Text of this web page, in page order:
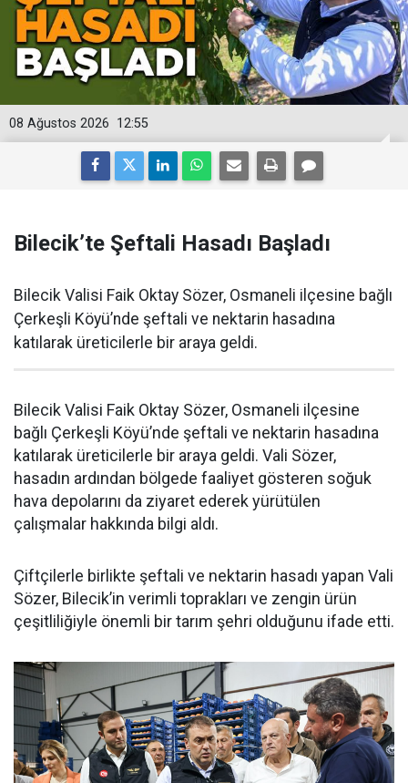
12:55
08 Ağustos 2026
Bilecik’te Şeftali Hasadı Başladı
Bilecik Valisi Faik Oktay Sözer, Osmaneli ilçesine bağlı
Çerkeşli Köyü’nde şeftali ve nektarin hasadına
katılarak üreticilerle bir araya geldi.
Bilecik Valisi Faik Oktay Sözer, Osmaneli ilçesine
bağlı Çerkeşli Köyü’nde şeftali ve nektarin hasadına
katılarak üreticilerle bir araya geldi. Vali Sözer,
hasadın ardından bölgede faaliyet gösteren soğuk
hava depolarını da ziyaret ederek yürütülen
çalışmalar hakkında bilgi aldı.
Çiftçilerle birlikte şeftali ve nektarin hasadı yapan Vali
Sözer, Bilecik’in verimli toprakları ve zengin ürün
çeşitliliğiyle önemli bir tarım şehri olduğunu ifade etti.